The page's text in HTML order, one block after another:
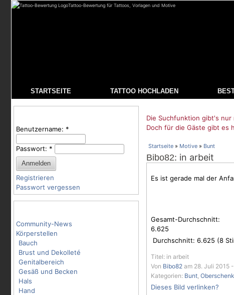
Tattoo-Bewertung für Tattoos, Vorlagen und Motive
STARTSEITE TATTOO HOCHLADEN
Benutzername: *
Passwort: *
Registrieren
Passwort vergessen
Community-News
Körperstellen
Bauch
Brust und Dekolleté
Genitalbereich
Gesäß und Becken
Hals
Hand
Die Suchfunktion gibt's
Doch für die Gäste gibt es
Startseite » Motive » Bunt
Bibo82: in arbeit
Es ist gerade mal der
Gesamt-Durchschnitt:
6.625
Durchschnitt: 6.625 (8
Titel: in arbeit
Von Bibo82 am 28. Juli 2015
Kategorien: Bunt,
Dieses Bild verlinken?